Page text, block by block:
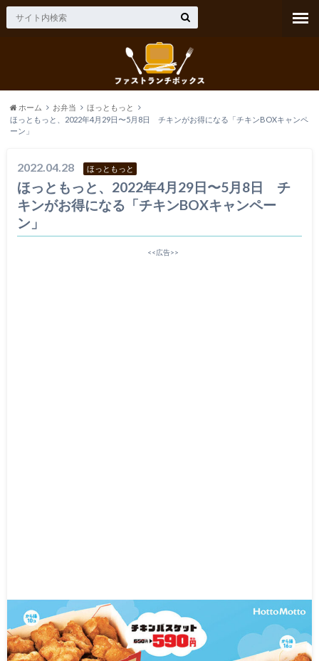
ホーム お弁当
ほっともっと
ほっともっと、2022年4月29日〜5月8日 チキンがお得になる「チキンBOXキャンペ
ーン」
2022.04.28 ほっともっと
ほっともっと、2022年4月29日〜5月8日 チ
キンがお得になる「チキンBOXキャンペー
ン」
<<広告>>